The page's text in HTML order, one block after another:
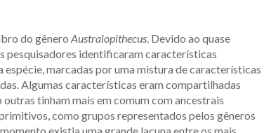
do gênero Australopithecus. Devido ao quase
pesquisadores identificaram características
espécie, marcadas por uma mistura de características
Algumas características eram compartilhadas
tinham mais em comum com ancestrais
como grupos representados pelos gêneros